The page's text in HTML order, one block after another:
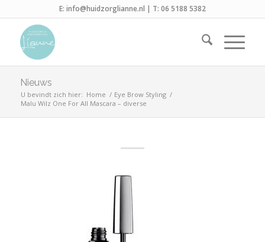
E: info@huidzorglianne.nl | T: 06 5188 5382
Nieuws
U bevindt zich hier: Home / Eye Brow Styling /
Malu Wilz One For All Mascara – diverse